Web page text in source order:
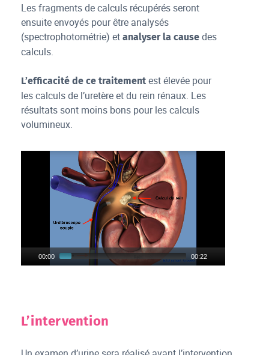
Les fragments de calculs récupérés seront
ensuite envoyés pour être analysés
(spectrophotométrie) et analyser la cause des
calculs.
L’efficacité de ce traitementest élevée pour
les calculs de l’uretère et du rein rénaux. Les
résultats sont moins bons pour les calculs
volumineux.
00:00 00:22
L’intervention